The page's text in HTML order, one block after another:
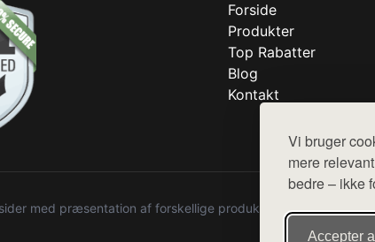
Vi bruger
mere
bedre – ikke
Accepter
Forside
Produkter
Top Rabatter
Blog
Kontakt
med præsentation af forskellige produkter fra diverse